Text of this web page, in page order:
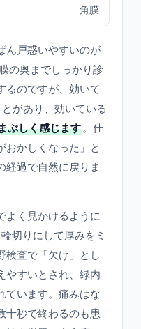
角膜
ん戸惑いやすいのが
の奥までしっかり診
るのですが、効いて
があり、効いている
ぶしく感じます。仕
おかしくなった」と
経過で自然に戻りま
よく見かけるように
切りにして厚みをミ
検査で「欠け」とし
やすいとされ、緑内
ています。痛みはな
十秒で終わるのも患